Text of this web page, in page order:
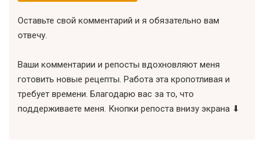
Оставьте свой комментарий и я обязательно вам
отвечу.
Ваши комментарии и репосты вдохновляют меня
готовить новые рецепты. Работа эта кропотливая и
требует времени. Благодарю вас за то, что
поддерживаете меня. Кнопки репоста внизу экрана ⬇